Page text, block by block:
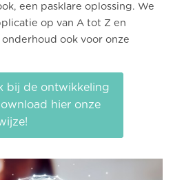
een pasklare oplossing. We
op van A tot Z en
ook voor onze
bij de ontwikkeling
hier onze